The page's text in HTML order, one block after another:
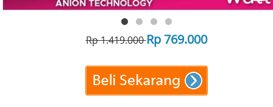
Rp 1.419.000Rp 769.000